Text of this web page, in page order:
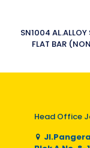
SN1004 AL.ALLOY
FLAT BAR
Head Office